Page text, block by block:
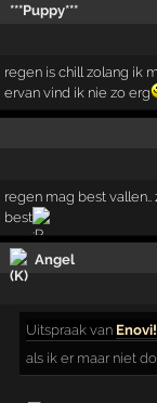
***Puppy***
regen is chill zolang ik
ervan vind ik nie zo erg
regen mag best
best
Angel
Uitspraak van
als ik er maar niet